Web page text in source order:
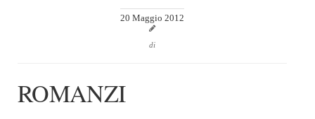
Rassegna Stampa
20 Maggio 2012
di
ROMANZI